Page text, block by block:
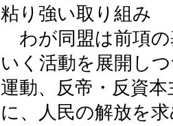
粘り強い取り組み
わが同盟は前項の
いく活動を展開し
運動、反帝・反資
に、人民の解放を